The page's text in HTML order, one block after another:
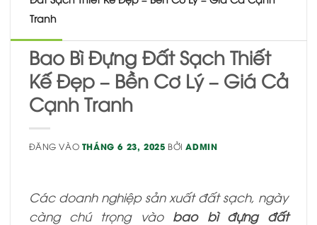
Tranh
Bao Bì Đựng Đất Sạch Thiết
Kế Đẹp – Bền Cơ Lý – Giá Cả
Cạnh Tranh
ĐĂNG VÀO THÁNG 6 23, 2025 BỞIADMIN
Các doanh nghiệp sản xuất đất sạch, ngày
càng chú trọng vào bao bì đựng đất